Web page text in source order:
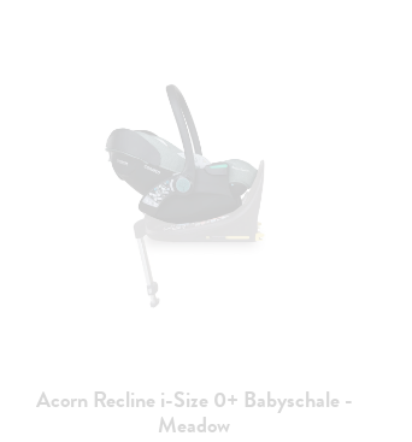
Acorn Recline i-Size 0+ Babyschale -
Meadow